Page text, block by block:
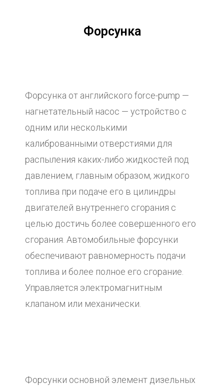
Форсунка
Форсунка от английского force-pump —
нагнетательный насос — устройство с
одним или несколькими
калиброванными отверстиями для
распыления каких-либо жидкостей под
давлением, главным образом, жидкого
топлива при подаче его в цилиндры
двигателей внутреннего сгорания с
целью достичь более совершенного его
сгорания. Автомобильные форсунки
обеспечивают равномерность подачи
топлива и более полное его сгорание.
Управляется электромагнитным
клапаном или механически.
Форсунки основной элемент дизельных